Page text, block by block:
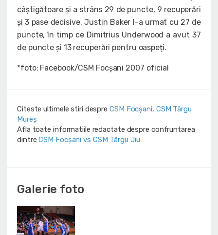
câștigătoare și a strâns 29 de puncte, 9 recuperări
și 3 pase decisive. Justin Baker l-a urmat cu 27 de
puncte, în timp ce Dimitrius Underwood a avut 37
de puncte și 13 recuperări pentru oaspeți.
*foto: Facebook/CSM Focșani 2007 oficial
Citeste ultimele stiri despre CSM Focșani, CSM Târgu
Mureș
Afla toate informatiile redactate despre confruntarea
dintreCSM Focșani vs CSM Târgu Jiu
Galerie foto